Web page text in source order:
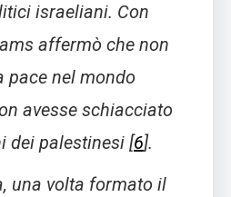
israeliani. Con
affermò che non
pace nel mondo
avesse schiacciato
dei palestinesi [6].
una volta formato il